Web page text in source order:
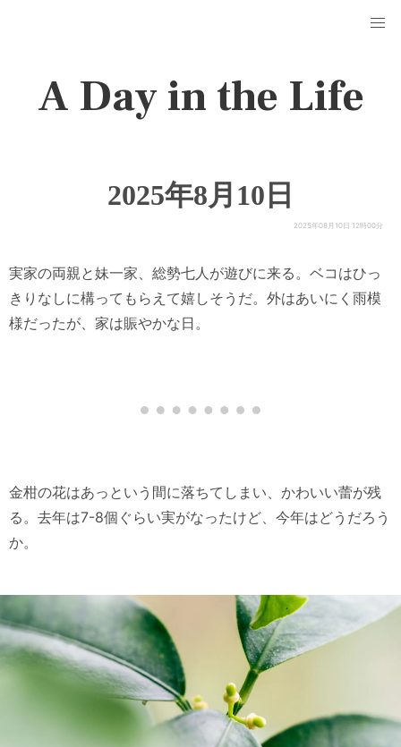
A Day in the Life
2025年8月10日
2025年08月10日 12時00分
実家の両親と妹一家、総勢七人が遊びに来る。ベコはひっ
きりなしに構ってもらえて嬉しそうだ。外はあいにく雨模
様だったが、家は賑やかな日。
金柑の花はあっという間に落ちてしまい、かわいい蕾が残
る。去年は7-8個ぐらい実がなったけど、今年はどうだろう
か。